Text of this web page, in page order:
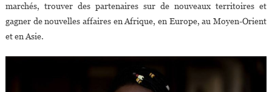
marchés, trouver des partenaires sur de nouveaux territoires et
gagner de nouvelles affaires en Afrique, en Europe, au Moyen-Orient
et en Asie.